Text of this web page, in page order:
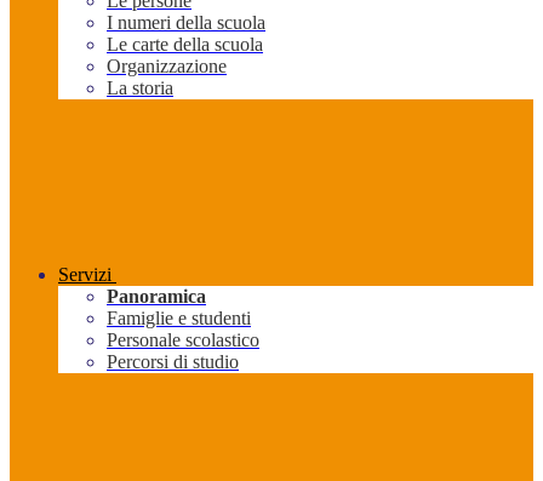
I numeri della scuola
Le carte della scuola
Organizzazione
La storia
Servizi
Panoramica
Famiglie e studenti
Personale scolastico
Percorsi di studio